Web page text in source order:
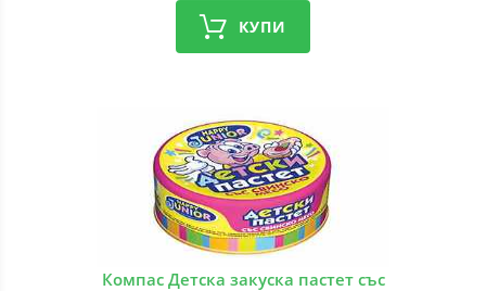
КУПИ
Компас Детска закуска пастет със